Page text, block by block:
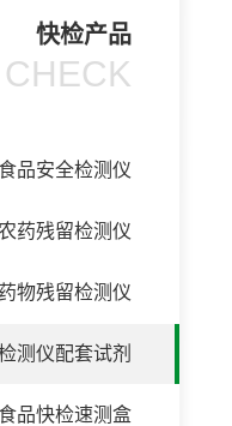
快检产品
品安全检测仪
药残留检测仪
药物残留检测仪
测仪配套试剂
品快检速测盒